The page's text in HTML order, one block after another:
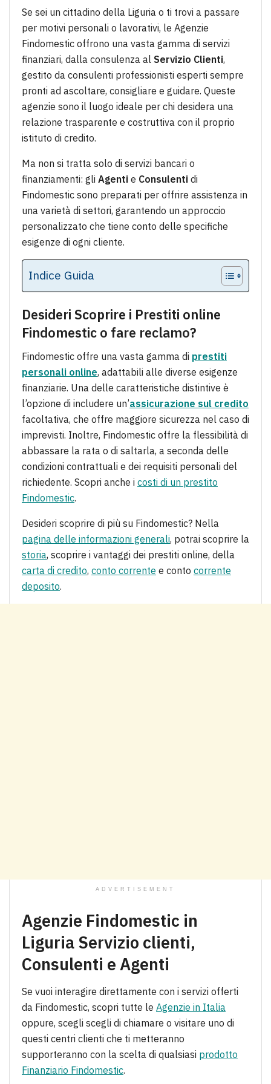
Se sei un cittadino della Liguria o ti trovi a passare
per motivi personali o lavorativi, le Agenzie
Findomestic offrono una vasta gamma di servizi
finanziari, dalla consulenza al Servizio Clienti,
gestito da consulenti professionisti esperti sempre
pronti ad ascoltare, consigliare e guidare. Queste
agenzie sono il luogo ideale per chi desidera una
relazione trasparente e costruttiva con il proprio
istituto di credito.
Ma non si tratta solo di servizi bancari o
finanziamenti: gli Agenti e Consulenti di
Findomestic sono preparati per offrire assistenza in
una varietà di settori, garantendo un approccio
personalizzato che tiene conto delle specifiche
esigenze di ogni cliente.
Indice Guida
Desideri Scoprire i Prestiti online
Findomestic o fare reclamo?
Findomestic offre una vasta gamma di prestiti
personali online, adattabili alle diverse esigenze
finanziarie. Una delle caratteristiche distintive è
l’opzione di includere un’assicurazione sul credito
facoltativa, che offre maggiore sicurezza nel caso di
imprevisti. Inoltre, Findomestic offre la flessibilità di
abbassare la rata o di saltarla, a seconda delle
condizioni contrattuali e dei requisiti personali del
richiedente. Scopri anche i costi di un prestito
Findomestic.
Desideri scoprire di più su Findomestic? Nella
pagina delle informazioni generali, potrai scoprire la
storia, scoprire i vantaggi dei prestiti online, della
carta di credito, conto corrente e conto corrente
deposito.
ADVERTISEMENT
Agenzie Findomestic in
Liguria Servizio clienti,
Consulenti e Agenti
Se vuoi interagire direttamente con i servizi offerti
da Findomestic, scopri tutte le Agenzie in Italia
oppure, scegli scegli di chiamare o visitare uno di
questi centri clienti che ti metteranno
supporteranno con la scelta di qualsiasi prodotto
Finanziario Findomestic.